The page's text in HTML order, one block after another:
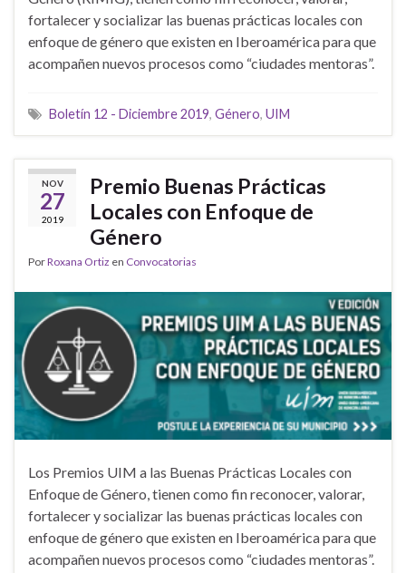
fortalecer y socializar las buenas prácticas locales con
enfoque de género que existen en Iberoamérica para que
acompañen nuevos procesos como “ciudades mentoras”.
Boletín 12 - Diciembre 2019, Género, UIM
NOV
27
2019
Premio Buenas Prácticas
Locales con Enfoque de
Género
PorRoxana Ortiz en Convocatorias
Los Premios UIM a las Buenas Prácticas Locales con
Enfoque de Género, tienen como fin reconocer, valorar,
fortalecer y socializar las buenas prácticas locales con
enfoque de género que existen en Iberoamérica para que
acompañen nuevos procesos como “ciudades mentoras”.